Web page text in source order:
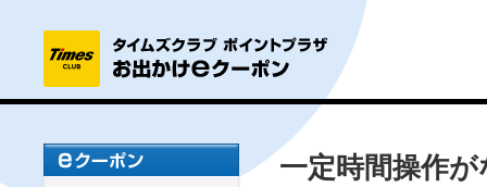
一定時間操作